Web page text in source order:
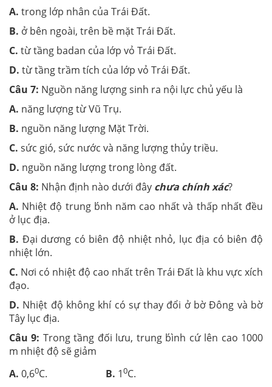
A. trong lớp nhân của Trái Đất.
B. ở bên ngoài, trên bề mặt Trái Đất.
C. từ tầng badan của lớp vỏ Trái Đất.
D. từ tầng trầm tích của lớp vỏ Trái Đất.
Câu 7: Nguồn năng lượng sinh ra nội lực chủ yếu là
A. năng lượng từ Vũ Trụ.
B. nguồn năng lượng Mặt Trời.
C. sức gió, sức nước và năng lượng thủy triều.
D. nguồn năng lượng trong lòng đất.
Câu 8: Nhận định nào dưới đây chưa chính xác?
A. Nhiệt độ trung b́nh năm cao nhất và thấp nhất đều
ở lục địa.
B. Đại dương có biên độ nhiệt nhỏ, lục địa có biên độ
nhiệt lớn.
C. Nơi có nhiệt độ cao nhất trên Trái Đất là khu vực xích
đạo.
D. Nhiệt độ không khí có sự thay đổi ở bờ Đông và bờ
Tây lục địa.
Câu 9: Trong tầng đối lưu, trung b́ình cứ lên cao 1000
m nhiệt độ sẽ giảm
A. 0,60C. B. 10C.